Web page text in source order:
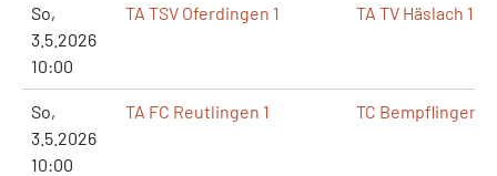
So,
3.5.2026
10:00
TA TSV Oferdingen 1 TA TV Häslach 1
So,
3.5.2026
10:00
TA FC Reutlingen 1 TC Bempflingen 1